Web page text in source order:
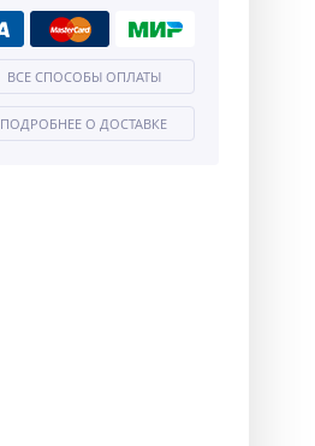
ВСЕ СПОСОБЫ ОПЛАТЫ
ПОДРОБНЕЕ О ДОСТАВКЕ